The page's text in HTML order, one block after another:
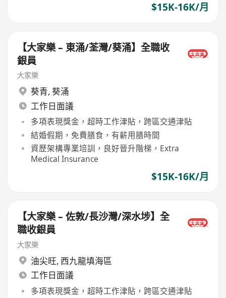
$15K-16K/月
【大家樂 – 東涌/荃灣/葵涌】全職收
銀員
大家樂
葵青, 葵涌
工作日面議
多項表現獎金，超時工作津貼，跨區交通津貼
結婚假期，免費膳食，有薪用膳時間
資歷架構專業培訓，良好晉升階梯，Extra
Medical Insurance
$15K-16K/月
【大家樂 – 佐敦/長沙灣/深水埗】全
職收銀員
大家樂
油尖旺, 西九龍填海區
工作日面議
多項表現獎金，超時工作津貼，跨區交通津貼